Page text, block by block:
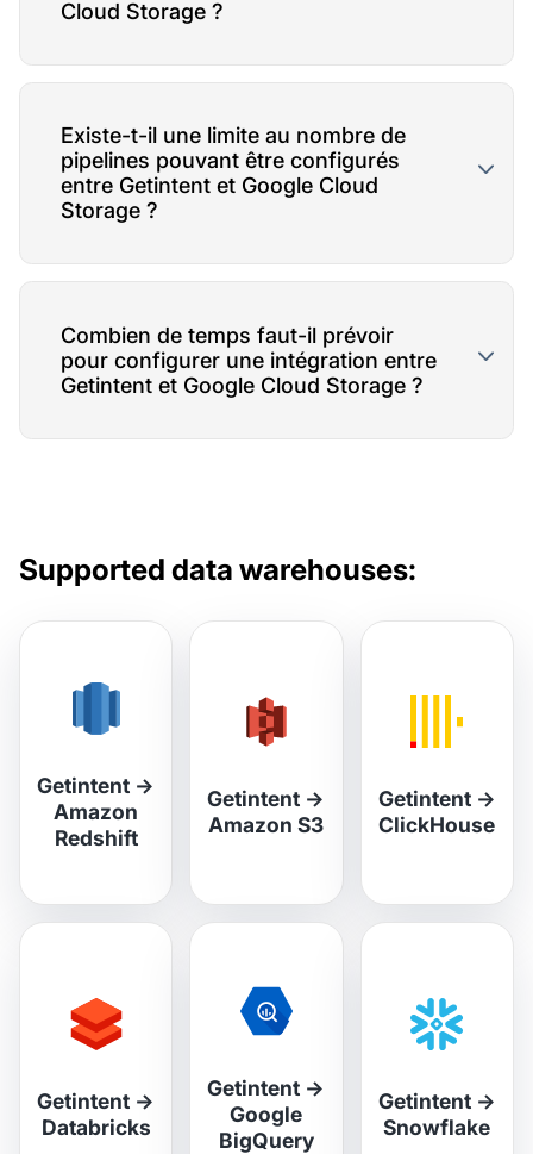
Cloud Storage ?
Existe-t-il une limite au nombre de
pipelines pouvant être configurés
entre Getintent et Google Cloud
Storage ?
Combien de temps faut-il prévoir
pour configurer une intégration entre
Getintent et Google Cloud Storage ?
Supported data warehouses:
Getintent →
Amazon
Redshift
Getintent →
Amazon S3
Getintent→
ClickHouse
Getintent →
Databricks
Getintent →
Google
BigQuery
Getintent→
Snowflake